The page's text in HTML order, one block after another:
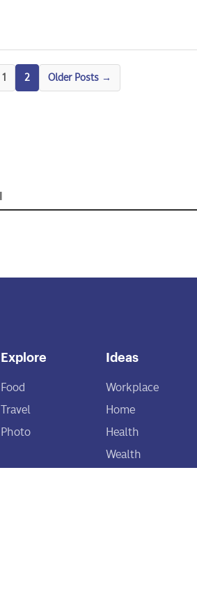
Posts
1 2 OlderPosts →
Explore
Food
Travel
Photo
Ideas
Workplace
Home
Health
Wealth